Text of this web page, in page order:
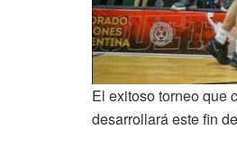
El exitoso torneo que
desarrollará este fin